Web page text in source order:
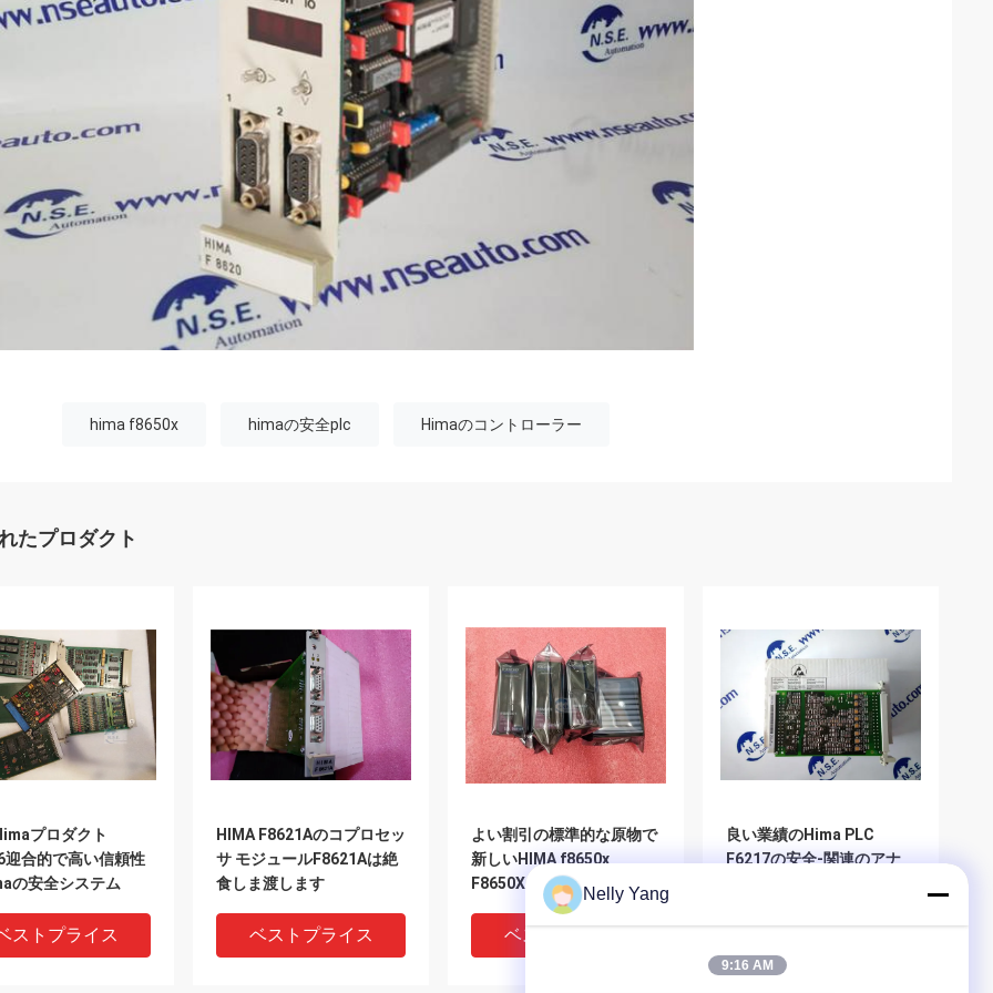
hima f8650x himaの安全plc Himaのコントローラー
たプロダクト
プロダクト
迎合的で高い信頼性
の安全システム
ストプライス
HIMA F8621Aのコプロセッ
サ モジュールF8621Aは絶
食しま渡します
ベストプライス
よい割引の標準的な原物で
新しいHIMA f8650x
F8650X CPUモジュール
ベストプライス
良い業績のHima PLC
F6217の安全-関連のアナ
Nelly Yang
9:16 AM